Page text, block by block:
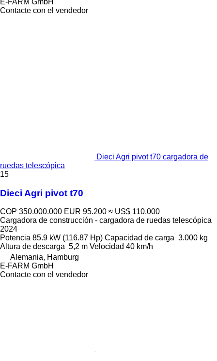
Contacte con el vendedor
Dieci Agri pivot t70 cargadora de
ruedas telescópica
15
Dieci Agri pivot t70
COP 350.000.000 EUR 95.200 ≈ US$ 110.000
Cargadora de construcción - cargadora de ruedas telescópica
2024
Potencia 85.9 kW (116.87 Hp) Capacidad de carga 3.000 kg
Altura de descarga 5,2 m Velocidad 40 km/h
Alemania, Hamburg
E-FARM GmbH
Contacte con el vendedor